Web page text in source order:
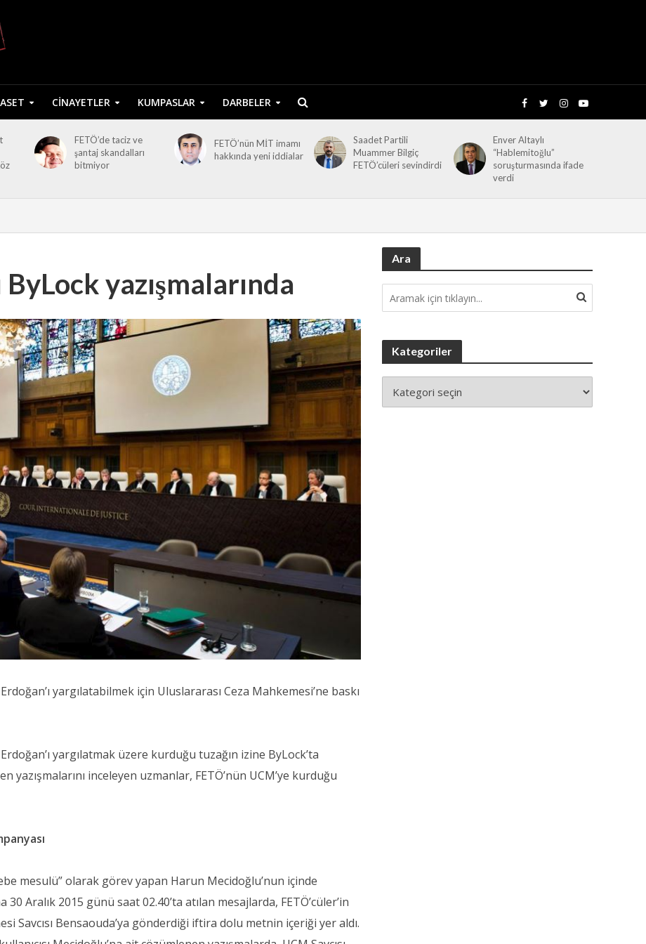
CINAYETLER KUMPASLAR DARBELER
FETÖ’de taciz ve
şantaj skandalları
bitmiyor
FETÖ’nün MİT imamı
hakkında yeni iddialar
Saadet Partili
Muammer Bilgiç
FETÖ’cüleri sevindirdi
Enver Altaylı
“Hablemitoğlu”
soruşturmasında ifade
verdi
yazışmalarında
yargılatabilmek için Uluslararası Ceza Mahkemesi’ne baskı
yargılatmak üzere kurduğu tuzağın izine ByLock’ta
yazışmalarını inceleyen uzmanlar, FETÖ’nün UCM’ye kurduğu
mesulü” olarak görev yapan Harun Mecidoğlu’nun içinde
Aralık 2015 günü saat 02.40’ta atılan mesajlarda, FETÖ’cüler’in
Savcısı Bensaouda’ya gönderdiği iftira dolu metnin içeriği yer aldı.
Ara
Kategoriler